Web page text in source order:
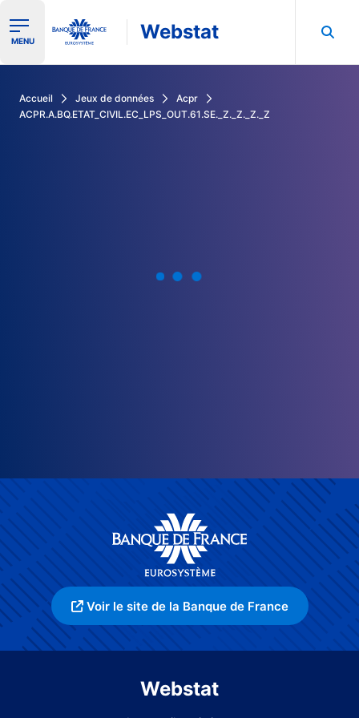
Ouvrir le menu de navigation
MENU Webstat
Accueil Jeux de données
Acpr
ACPR.A.BQ.ETAT_CIVIL.EC_LPS_OUT.61.SE._Z._Z._Z._Z
Voir le site de la Banque de France
Webstat